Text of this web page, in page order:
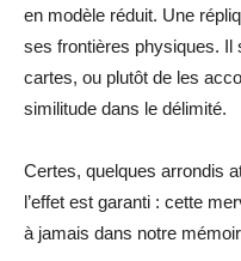
en modèle réduit. Une
ses frontières physiques. Il
cartes, ou plutôt de les
similitude dans le délimité.
Certes, quelques arrondis
l’effet est garanti : cette
à jamais dans notre